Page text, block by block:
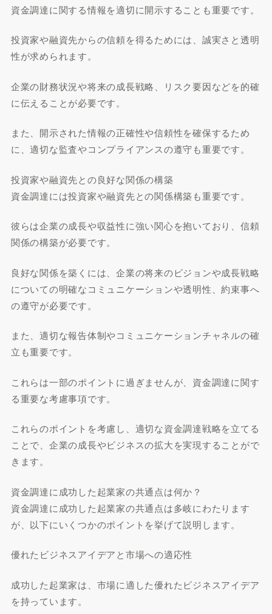
資金調達に関する情報を適切に開示することも重要です。
投資家や融資先からの信頼を得るためには、誠実さと透明
性が求められます。
企業の財務状況や将来の成長戦略、リスク要因などを的確
に伝えることが必要です。
また、開示された情報の正確性や信頼性を確保するため
に、適切な監査やコンプライアンスの遵守も重要です。
投資家や融資先との良好な関係の構築
資金調達には投資家や融資先との関係構築も重要です。
彼らは企業の成長や収益性に強い関心を抱いており、信頼
関係の構築が必要です。
良好な関係を築くには、企業の将来のビジョンや成長戦略
についての明確なコミュニケーションや透明性、約束事へ
の遵守が必要です。
また、適切な報告体制やコミュニケーションチャネルの確
立も重要です。
これらは一部のポイントに過ぎませんが、資金調達に関す
る重要な考慮事項です。
これらのポイントを考慮し、適切な資金調達戦略を立てる
ことで、企業の成長やビジネスの拡大を実現することがで
きます。
資金調達に成功した起業家の共通点は何か？
資金調達に成功した起業家の共通点は多岐にわたります
が、以下にいくつかのポイントを挙げて説明します。
優れたビジネスアイデアと市場への適応性
成功した起業家は、市場に適した優れたビジネスアイデア
を持っています。